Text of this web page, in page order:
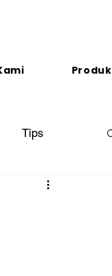
Produk
Tips